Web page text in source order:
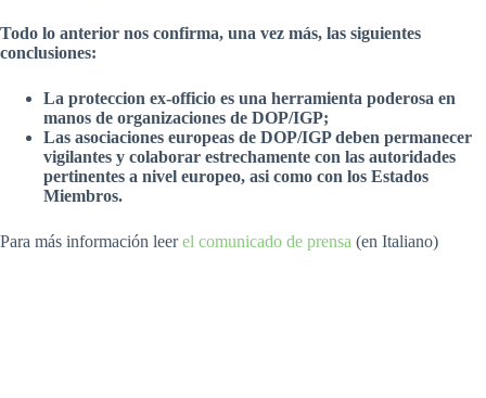
Todo lo anterior nos confirma, una vez más, las siguientes
conclusiones:
La proteccion ex-officio es una herramienta poderosa en
manos de organizaciones de DOP/IGP;
Las asociaciones europeas de DOP/IGP deben permanecer
vigilantes y colaborar estrechamente con las autoridades
pertinentes a nivel europeo, asi como con los Estados
Miembros.
Para más información leerel comunicado de prensa (en Italiano)